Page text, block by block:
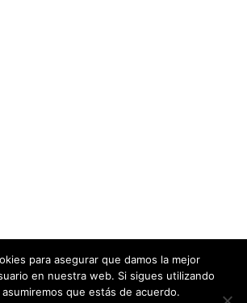
para asegurar que damos la mejor
en nuestra web. Si sigues utilizando
que estás de acuerdo.